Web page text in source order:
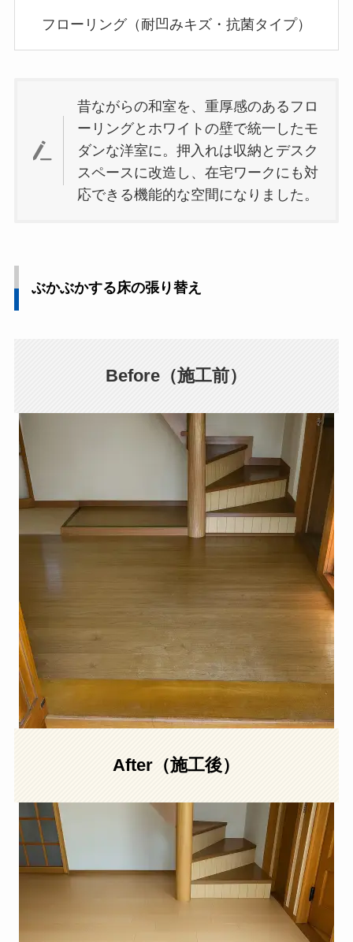
フローリング（耐凹みキズ・抗菌タイプ）
昔ながらの和室を、重厚感のあるフロ
ーリングとホワイトの壁で統一したモ
ダンな洋室に。押入れは収納とデスク
スペースに改造し、在宅ワークにも対
応できる機能的な空間になりました。
ぶかぶかする床の張り替え
Before（施工前）
After（施工後）